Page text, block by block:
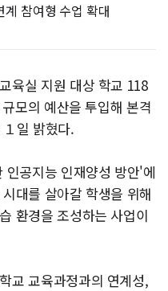
계 참여형 수업 확대
육실 지원 대상 학교 118
모의 예산을 투입해 본격
일 밝혔다.
공지능 인재양성 방안'에
대를 살아갈 학생을 위해
환경을 조성하는 사업이
교 교육과정과의 연계성,